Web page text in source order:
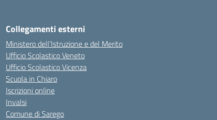
Collegamenti esterni
Ministero dell’Istruzione e del Merito
Ufficio Scolastico Veneto
Ufficio Scolastico Vicenza
Scuola in Chiaro
Iscrizioni online
Invalsi
Comune di Sarego